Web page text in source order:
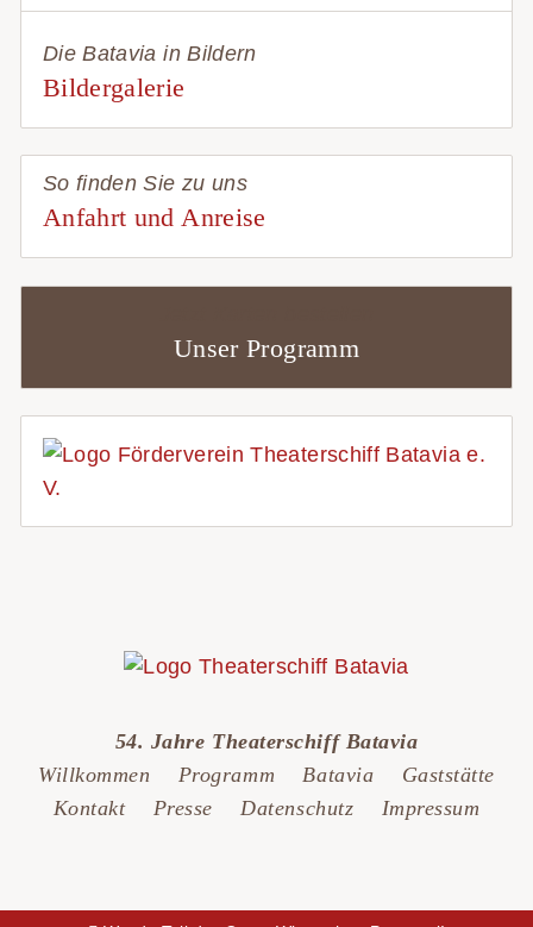
Die Batavia in Bildern
Bildergalerie
So finden Sie zu uns
Anfahrt und Anreise
Unser Programm
54. Jahre Theaterschiff Batavia
Willkommen
Programm Batavia
Gaststätte
Kontakt
Presse Datenschutz Impressum